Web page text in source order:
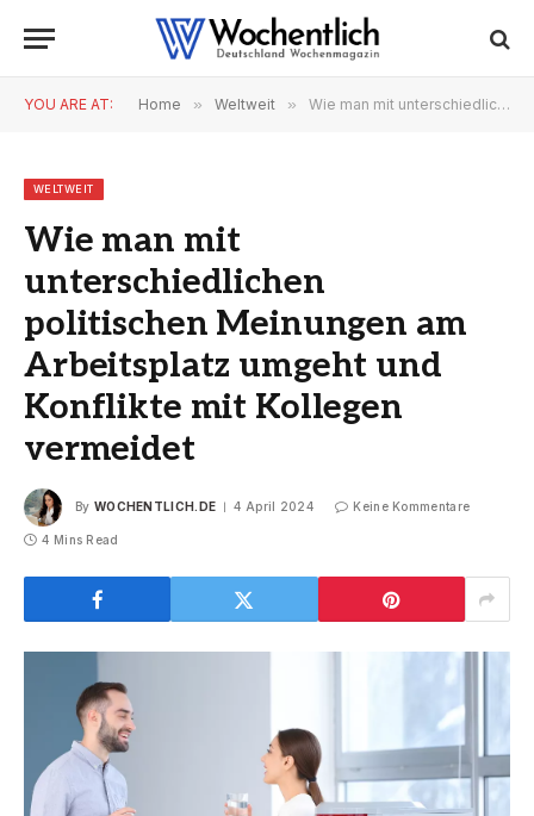
YOU ARE AT: Home » Weltweit » Wie man mit unterschiedlichen politischen Meinungen am Arbeitsplatz umgeht und Konflikte mit Kollegen vermeidet
WELTWEIT
Wie man mit
unterschiedlichen
politischen Meinungen am
Arbeitsplatz umgeht und
Konflikte mit Kollegen
vermeidet
By WOCHENTLICH.DE 4 April 2024 Keine Kommentare
4 Mins Read